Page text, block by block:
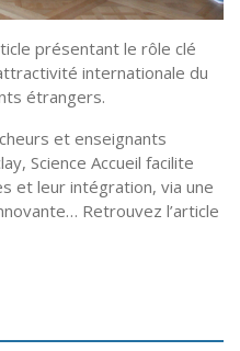
présentant le rôle clé
internationale du
étrangers.
et enseignants
Science Accueil facilite
et leur intégration, via une
Retrouvez l’article